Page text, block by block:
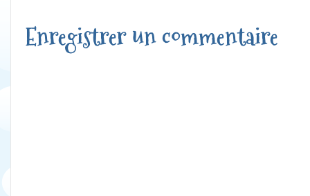
Enregistrer un commentaire